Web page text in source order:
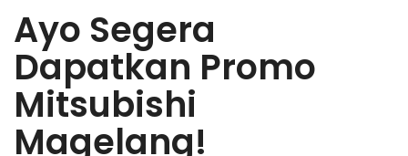
Ayo Segera
Dapatkan Promo
Mitsubishi
Magelang!